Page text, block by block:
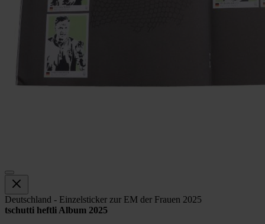
Deutschland - Einzelsticker zur EM der Frauen 2025
tschutti heftli Album 2025